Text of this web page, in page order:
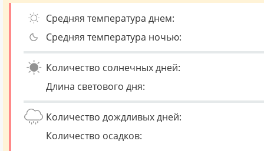
Средняя температура днем:
Средняя температура ночью:
Количество солнечных дней:
Длина светового дня:
Количество дождливых дней:
Количество осадков: